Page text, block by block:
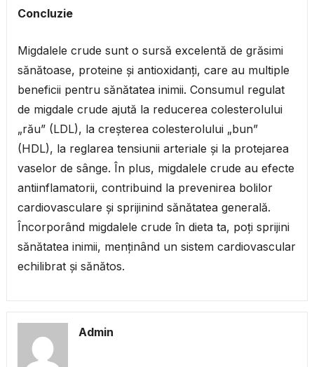
Concluzie
Migdalele crude sunt o sursă excelentă de grăsimi
sănătoase, proteine și antioxidanți, care au multiple
beneficii pentru sănătatea inimii. Consumul regulat
de migdale crude ajută la reducerea colesterolului
„rău” (LDL), la creșterea colesterolului „bun”
(HDL), la reglarea tensiunii arteriale și la protejarea
vaselor de sânge. În plus, migdalele crude au efecte
antiinflamatorii, contribuind la prevenirea bolilor
cardiovasculare și sprijinind sănătatea generală.
Încorporând migdalele crude în dieta ta, poți sprijini
sănătatea inimii, menținând un sistem cardiovascular
echilibrat și sănătos.
Admin